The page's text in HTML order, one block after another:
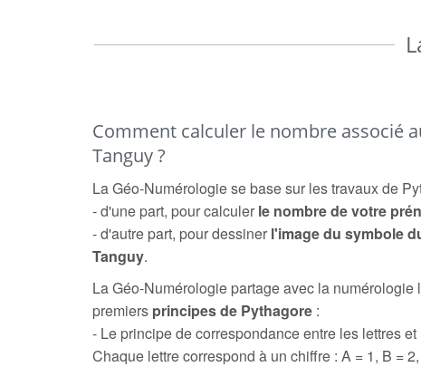
Comment calculer le nombre associé
Tanguy ?
La Géo-Numérologie se base sur les travaux de
- d'une part, pour calculer le nombre de votre
- d'autre part, pour dessiner l'image du symbole
Tanguy.
La Géo-Numérologie partage avec la numérologie
premiers principes de Pythagore :
- Le principe de correspondance entre les lettres
Chaque lettre correspond à un chiffre : A = 1, B =